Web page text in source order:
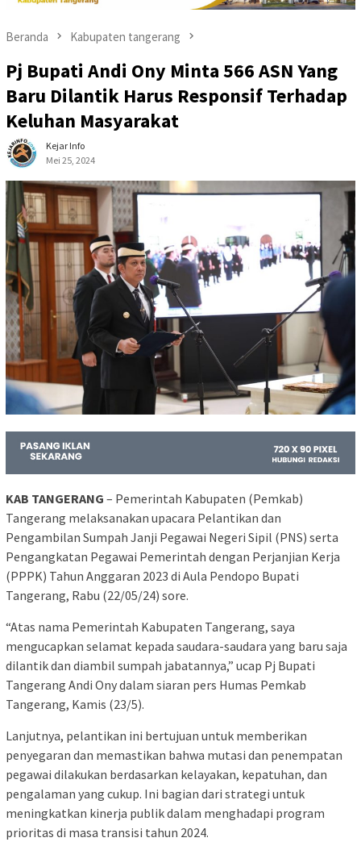
Beranda Kabupaten tangerang
Pj Bupati Andi Ony Minta 566 ASN Yang
Baru Dilantik Harus Responsif Terhadap
Keluhan Masyarakat
Kejar Info
Mei 25, 2024
KAB TANGERANG – Pemerintah Kabupaten (Pemkab)
Tangerang melaksanakan upacara Pelantikan dan
Pengambilan Sumpah Janji Pegawai Negeri Sipil (PNS) serta
Pengangkatan Pegawai Pemerintah dengan Perjanjian Kerja
(PPPK) Tahun Anggaran 2023 di Aula Pendopo Bupati
Tangerang, Rabu (22/05/24) sore.
“Atas nama Pemerintah Kabupaten Tangerang, saya
mengucapkan selamat kepada saudara-saudara yang baru saja
dilantik dan diambil sumpah jabatannya,” ucap Pj Bupati
Tangerang Andi Ony dalam siaran pers Humas Pemkab
Tangerang, Kamis (23/5).
Lanjutnya, pelantikan ini bertujuan untuk memberikan
penyegaran dan memastikan bahwa mutasi dan penempatan
pegawai dilakukan berdasarkan kelayakan, kepatuhan, dan
pengalaman yang cukup. Ini bagian dari strategi untuk
meningkatkan kinerja publik dalam menghadapi program
prioritas di masa transisi tahun 2024.